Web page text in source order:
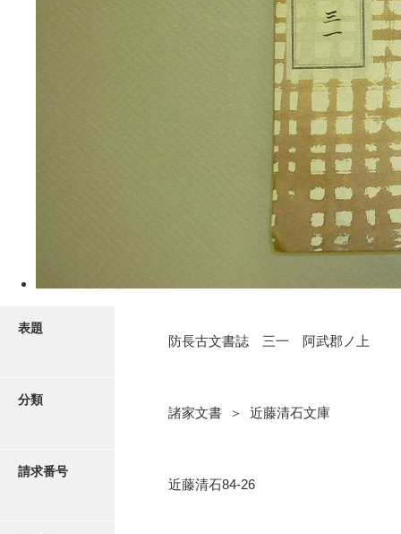
5ページ
6ページ
表題
防長古文書誌 三一 阿武郡ノ上
分類
諸家文書 ＞ 近藤清石文庫
請求番号
近藤清石84-26